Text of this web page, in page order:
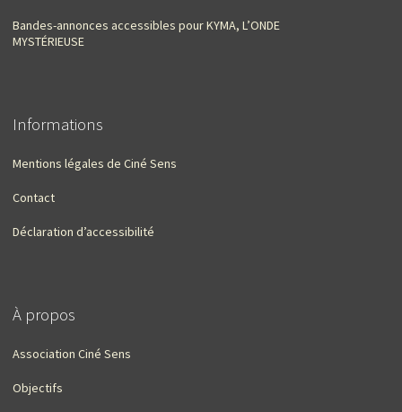
Bandes-annonces accessibles pour KYMA, L’ONDE
MYSTÉRIEUSE
Informations
Mentions légales de Ciné Sens
Contact
Déclaration d’accessibilité
À propos
Association Ciné Sens
Objectifs